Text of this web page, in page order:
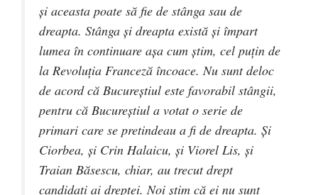
și aceasta poate să fie de stânga sau de
dreapta. Stânga și dreapta există și împart
lumea în continuare așa cum știm, cel puțin de
la Revoluția Franceză încoace. Nu sunt deloc
de acord că Bucureștiul este favorabil stângii,
pentru că Bucureștiul a votat o serie de
primari care se pretindeau a fi de dreapta. Și
Ciorbea, și Crin Halaicu, și Viorel Lis, și
Traian Băsescu, chiar, au trecut drept
candidați ai dreptei. Noi știm că ei nu sunt